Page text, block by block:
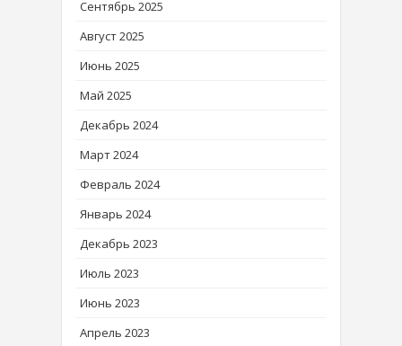
Сентябрь 2025
Август 2025
Июнь 2025
Май 2025
Декабрь 2024
Март 2024
Февраль 2024
Январь 2024
Декабрь 2023
Июль 2023
Июнь 2023
Апрель 2023